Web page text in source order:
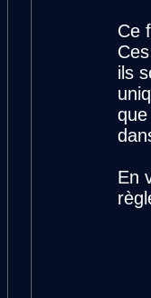
Ce
ils
En